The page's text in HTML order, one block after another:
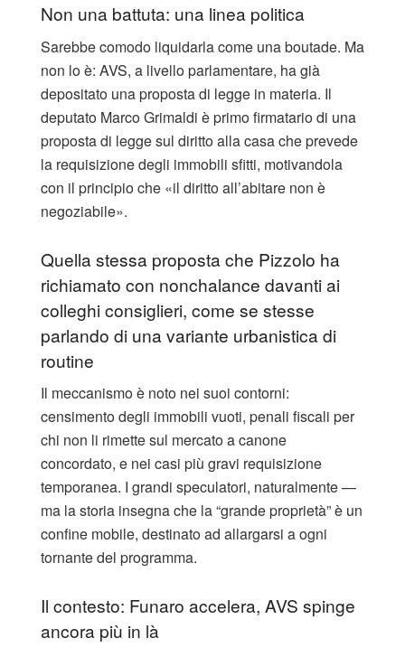
Non una battuta: una linea politica
Sarebbe comodo liquidarla come una boutade. Ma
non lo è: AVS, a livello parlamentare, ha già
depositato una proposta di legge in materia. Il
deputato Marco Grimaldi è primo firmatario di una
proposta di legge sul diritto alla casa che prevede
la requisizione degli immobili sfitti, motivandola
con il principio che «il diritto all’abitare non è
negoziabile».
Quella stessa proposta che Pizzolo ha
richiamato con nonchalance davanti ai
colleghi consiglieri, come se stesse
parlando di una variante urbanistica di
routine
Il meccanismo è noto nei suoi contorni:
censimento degli immobili vuoti, penali fiscali per
chi non li rimette sul mercato a canone
concordato, e nei casi più gravi requisizione
temporanea. I grandi speculatori, naturalmente —
ma la storia insegna che la “grande proprietà” è un
confine mobile, destinato ad allargarsi a ogni
tornante del programma.
Il contesto: Funaro accelera, AVS spinge
ancora più in là